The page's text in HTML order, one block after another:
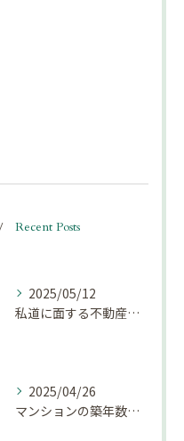
Recent Posts
2025/05/12
私道に面する不動産は売却しにくい？｜不動産売却豆知識（第69回）
2025/04/26
マンションの築年数による資産価値の変化とは｜不動産売却豆知識（第68回）